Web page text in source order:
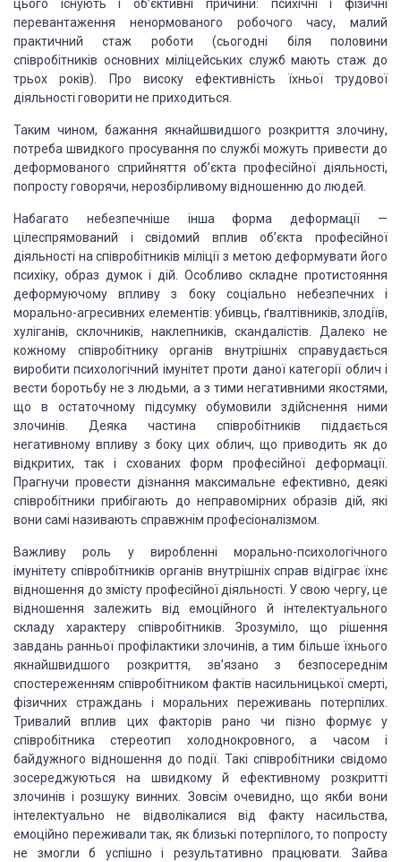
цього існують і об’єктивні причини: психічні і фізичні
перевантаження ненормованого робочого часу, малий
практичний стаж роботи (сьогодні біля половини
співробітників основних міліцейських служб мають стаж до
трьох років). Про високу ефективність їхньої трудової
діяльності говорити не приходиться.
Таким чином, бажання якнайшвидшого розкриття злочину,
потреба швидкого просування по службі можуть привести до
деформованого сприйняття об’єкта професійної діяльності,
попростуговорячи, нерозбірливому відношенню до людей.
Набагато небезпечніше інша форма деформації —
цілеспрямований і свідомий вплив об’єкта професійної
діяльності на співробітників міліції з метою деформувати його
психіку, образ думок і дій. Особливо складне протистояння
деформуючому впливу з боку соціально небезпечних і
морально-агресивних елементів: убивць, ґвалтівників, злодіїв,
хуліганів, склочників, наклепників, скандалістів. Далеко не
кожному співробітнику органів внутрішніх справудається
виробити психологічний імунітет проти даної категорії облич і
вести боротьбу не з людьми, а з тими негативними якостями,
що в остаточному підсумку обумовили здійснення ними
злочинів. Деяка частина співробітників піддається
негативному впливу з боку цих облич, що приводить якдо
відкритих, так і схованих форм професійної деформації.
Прагнучи провести дізнання максимальне ефективно, деякі
співробітники прибігають до неправомірних образів дій, які
вони самі називають справжнім професіоналізмом.
Важливу роль у виробленні морально-психологічного
імунітету співробітників органів внутрішніх справ відіграє їхнє
відношення до змісту професійної діяльності. У свою чергу, це
відношення залежить від емоційного й інтелектуального
складу характеру співробітників. Зрозуміло, що рішення
завдань ранньої профілактики злочинів, а тим більше їхнього
якнайшвидшого розкриття, зв’язано з безпосереднім
спостереженням співробітником фактів насильницької смерті,
фізичних страждань і моральних переживань потерпілих.
Тривалий вплив цих факторів рано чи пізно формує у
співробітника стереотип холоднокровного, а часом і
байдужного відношення до події. Такі співробітники свідомо
зосереджуються на швидкому й ефективному розкритті
злочинів і розшуку винних. Зовсім очевидно, що якби вони
інтелектуально не відволікалися від фактунасильства,
емоційно переживали так, як близькі потерпілого, то попросту
не змогли б успішно і результативно працювати. Зайва